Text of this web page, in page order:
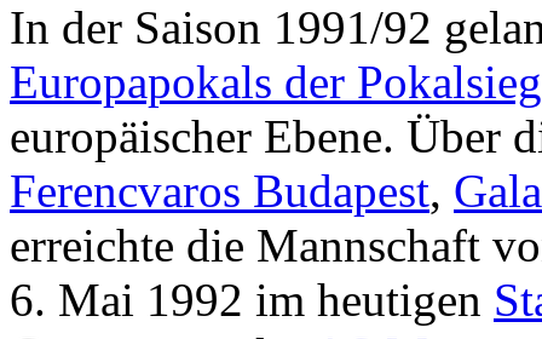
In der Saison 1991/92
Europapokals der
europäischer Ebene. Über
Ferencvaros Budapest,
erreichte die Mannschaft
6. Mai 1992 im heutigen